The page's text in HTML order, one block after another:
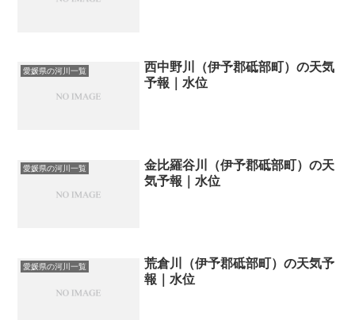
愛媛県の河川一覧
西中野川（伊予郡砥部町）の天気
予報｜水位
愛媛県の河川一覧
金比羅谷川（伊予郡砥部町）の天
気予報｜水位
愛媛県の河川一覧
荒倉川（伊予郡砥部町）の天気予
報｜水位